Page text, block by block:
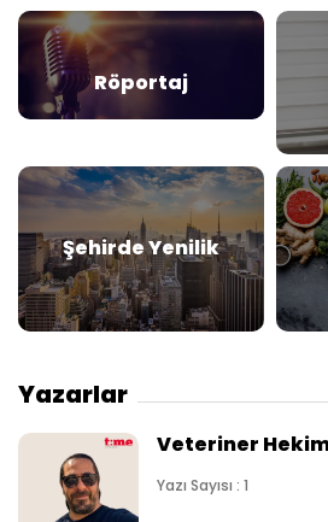
Röportaj
Şehirde Yenilik
Yazarlar
Veteriner
Yazı Sayısı : 1